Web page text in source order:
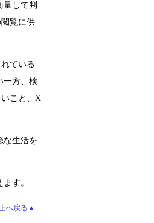
して判
覧に供
ている
一方、検
こと、X
な生活を
す。
へ戻る▲